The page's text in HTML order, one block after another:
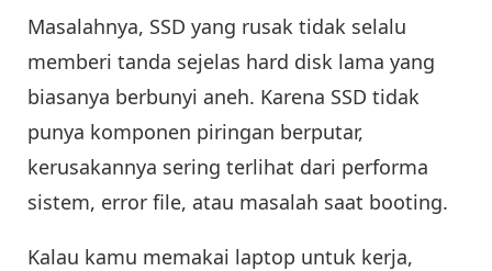
Masalahnya, SSD yang rusak tidak selalu
memberi tanda sejelas hard disk lama yang
biasanya berbunyi aneh. Karena SSD tidak
punya komponen piringan berputar,
kerusakannya sering terlihat dari performa
sistem, error file, atau masalah saat booting.
Kalau kamu memakai laptop untuk kerja,